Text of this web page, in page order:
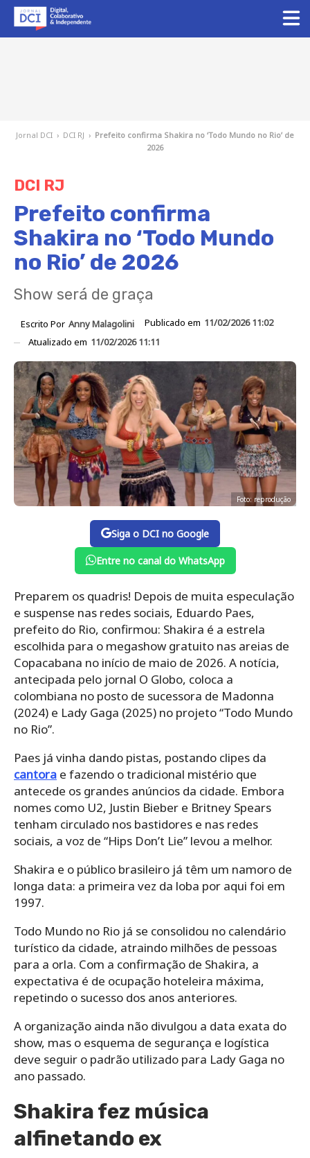
Jornal DCI › DCI RJ › Prefeito confirma Shakira no ‘Todo Mundo no Rio’ de
2026
DCI RJ
Prefeito confirma
Shakira no ‘Todo Mundo
no Rio’ de 2026
Show será de graça
Escrito Por Anny Malagolini Publicado em 11/02/2026 11:02
Atualizado em 11/02/2026 11:11
Foto: reprodução
Siga o DCI no Google
Entre no canal do WhatsApp
Preparem os quadris! Depois de muita especulação
e suspense nas redes sociais, Eduardo Paes,
prefeito do Rio, confirmou: Shakira é a estrela
escolhida para o megashow gratuito nas areias de
Copacabana no início de maio de 2026. A notícia,
antecipada pelo jornal O Globo, coloca a
colombiana no posto de sucessora de Madonna
(2024) e Lady Gaga (2025) no projeto “Todo Mundo
no Rio”.
Paes já vinha dando pistas, postando clipes da
cantora e fazendo o tradicional mistério que
antecede os grandes anúncios da cidade. Embora
nomes como U2, Justin Bieber e Britney Spears
tenham circulado nos bastidores e nas redes
sociais, a voz de “Hips Don’t Lie” levou a melhor.
Shakira e o público brasileiro já têm um namoro de
longa data: a primeira vez da loba por aqui foi em
1997.
Todo Mundo no Rio já se consolidou no calendário
turístico da cidade, atraindo milhões de pessoas
para a orla. Com a confirmação de Shakira, a
expectativa é de ocupação hoteleira máxima,
repetindo o sucesso dos anos anteriores.
A organização ainda não divulgou a data exata do
show, mas o esquema de segurança e logística
deve seguir o padrão utilizado para Lady Gaga no
ano passado.
Shakira fez música
alfinetando ex